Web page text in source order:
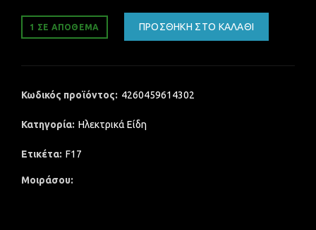
1 ΣΕ ΑΠΌΘΕΜΑ ΠΡΟΣΘΉΚΗ ΣΤΟ ΚΑΛΆΘΙ
Κωδικός προϊόντος: 4260459614302
Κατηγορία: Ηλεκτρικά Είδη
Ετικέτα: F17
Μοιράσου